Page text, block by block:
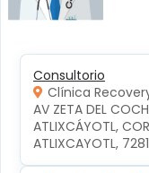
Consultorio
Clínica
AV ZETA DEL
ATLIXCÁYOTL,
ATLIXCAYOTL,